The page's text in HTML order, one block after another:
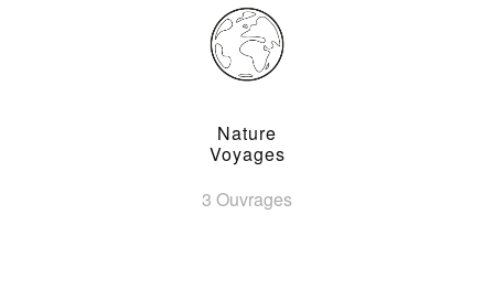
Nature
Voyages
3 Ouvrages